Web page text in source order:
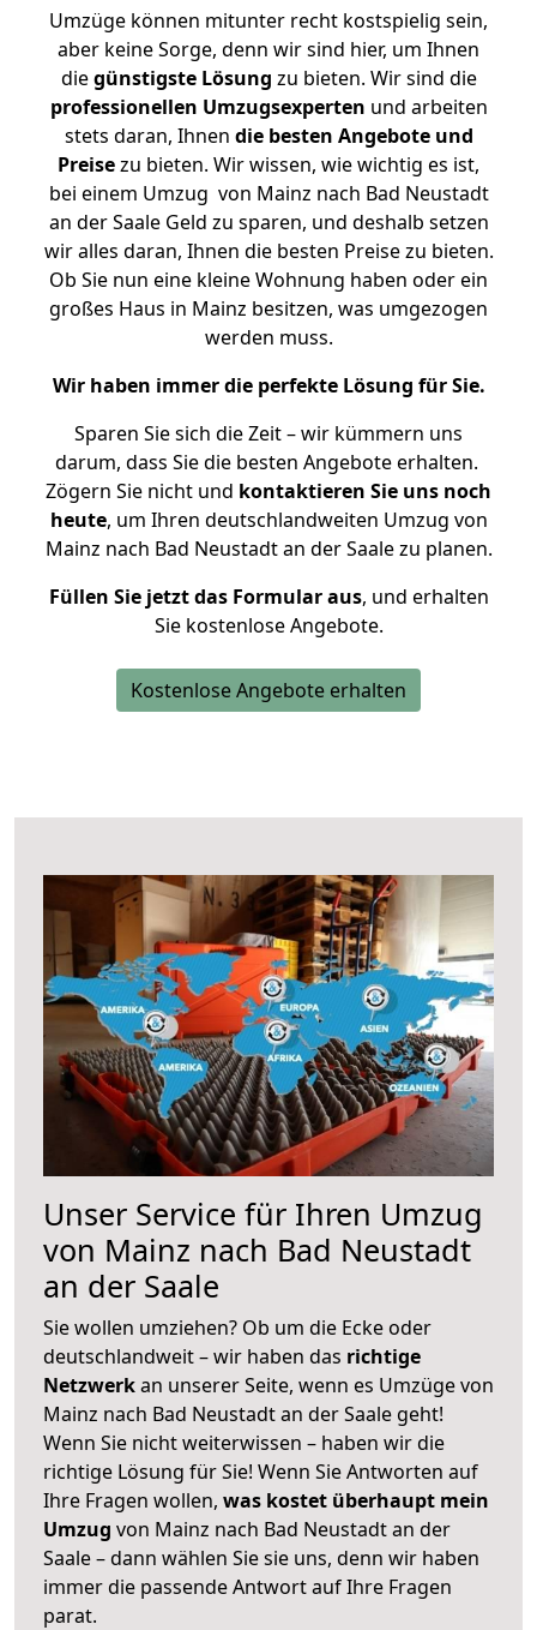
Umzüge können mitunter recht kostspielig sein,
aber keine Sorge, denn wir sind hier, um Ihnen
diegünstigste Lösung zu bieten. Wir sind die
professionellen Umzugsexperten und arbeiten
stets daran, Ihnen die besten Angebote und
Preisezu bieten. Wir wissen, wie wichtig es ist,
bei einem Umzug von Mainz nach Bad Neustadt
an der Saale Geld zu sparen, und deshalb setzen
wir alles daran, Ihnen die besten Preise zu bieten.
Ob Sie nun eine kleine Wohnung haben oder ein
großes Haus in Mainz besitzen, was umgezogen
werden muss.
Wir haben immer die perfekte Lösung für Sie.
Sparen Sie sich die Zeit – wir kümmern uns
darum, dass Sie die besten Angebote erhalten.
Zögern Sie nicht und kontaktieren Sie uns noch
heute, um Ihren deutschlandweiten Umzug von
Mainz nach Bad Neustadt an der Saale zu planen.
Füllen Sie jetzt das Formular aus, und erhalten
Sie kostenlose Angebote.
Kostenlose Angebote erhalten
Unser Service für Ihren Umzug
von Mainz nach Bad Neustadt
an der Saale
Sie wollen umziehen? Ob um die Ecke oder
deutschlandweit – wir haben das richtige
Netzwerkan unserer Seite, wenn es Umzüge von
Mainz nach Bad Neustadt an der Saale geht!
Wenn Sie nicht weiterwissen – haben wir die
richtige Lösung für Sie! Wenn Sie Antworten auf
Ihre Fragen wollen, was kostet überhaupt mein
Umzug von Mainz nach Bad Neustadt an der
Saale – dann wählen Sie sie uns, denn wir haben
immer die passende Antwort auf Ihre Fragen
parat.